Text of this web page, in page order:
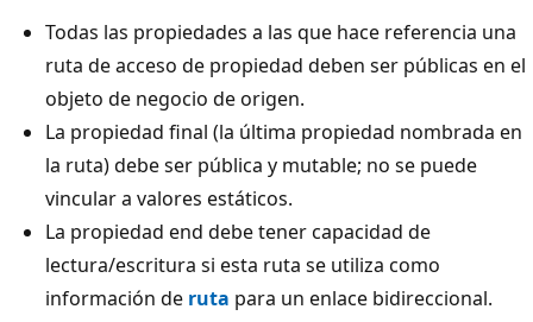
Todas las propiedades a las que hace referencia una
ruta de acceso de propiedad deben ser públicas en el
objeto de negocio de origen.
La propiedad final (la última propiedad nombrada en
la ruta) debe ser pública y mutable; no se puede
vincular a valores estáticos.
La propiedad end debe tener capacidad de
lectura/escritura si esta ruta se utiliza como
información de ruta para un enlace bidireccional.